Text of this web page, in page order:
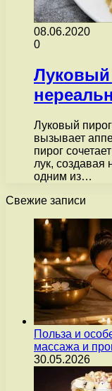
08.06.2020
0
Луковый
Луковый
вызывает
пирог
лук, создавая
одним из…
Свежие записи
Польза и
массажа и
30.05.2026